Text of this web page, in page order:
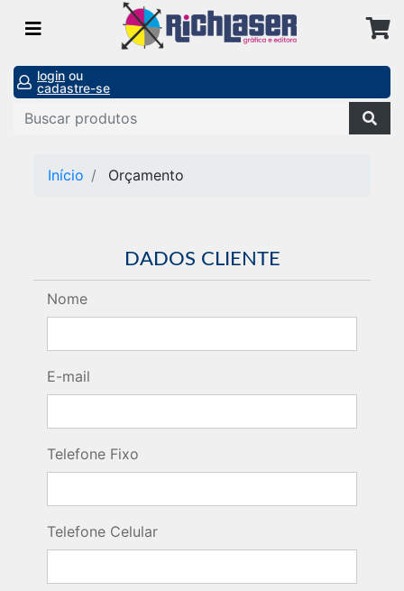
login ou
cadastre-se
Início Orçamento
DADOS CLIENTE
Nome
E-mail
Telefone Fixo
Telefone Celular